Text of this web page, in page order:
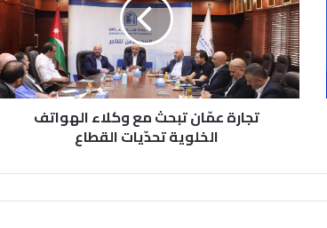
وكلاء
الهواتف
الخلوية
تحدّيات
القطاع
تجارة عمّان تبحث مع وكلاء الهواتف
الخلوية تحدّيات القطاع